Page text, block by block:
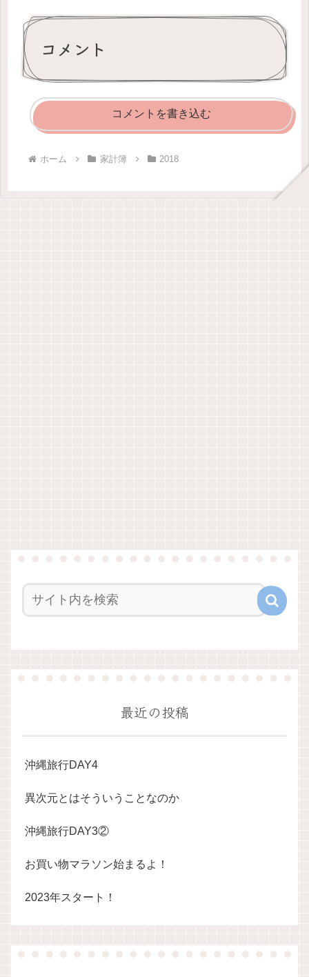
コメント
コメントを書き込む
ホーム 家計簿 2018
最近の投稿
沖縄旅行DAY4
異次元とはそういうことなのか
沖縄旅行DAY3②
お買い物マラソン始まるよ！
2023年スタート！